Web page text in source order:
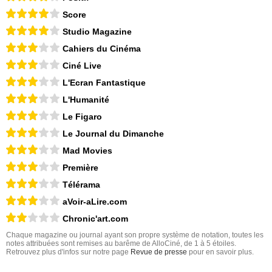
Score
Studio Magazine
Cahiers du Cinéma
Ciné Live
L'Ecran Fantastique
L'Humanité
Le Figaro
Le Journal du Dimanche
Mad Movies
Première
Télérama
aVoir-aLire.com
Chronic'art.com
Chaque magazine ou journal ayant son propre système de notation, toutes les
notes attribuées sont remises au barême de AlloCiné, de 1 à 5 étoiles.
Retrouvez plus d'infos sur notre page Revue de presse pour en savoir plus.